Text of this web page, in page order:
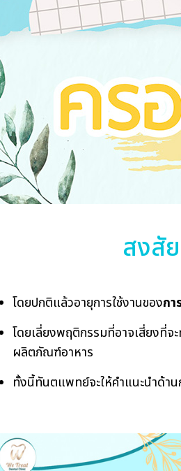
สงสั
โดยปกติแล้วอายุการใช้งานของก
โดยเลี่ยงพฤติกรรมที่อาจเสี่ยงที่จ
ผลิตภัณฑ์อาหาร
ทั้งนี้ทันตแพทย์จะให้คำแนะนำด้าน